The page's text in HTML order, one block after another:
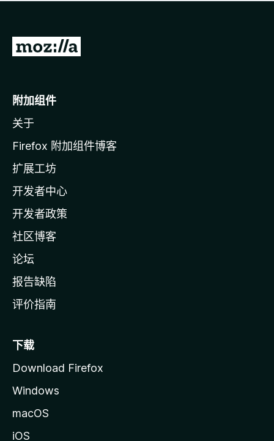
无
转
o
i
l
a
主
页
附加组件
关于
Firefox 附加组件博客
扩展工坊
开发者中心
开发者政策
社区博客
论坛
报告缺陷
评价指南
下载
Download Firefox
Windows
macOS
iOS